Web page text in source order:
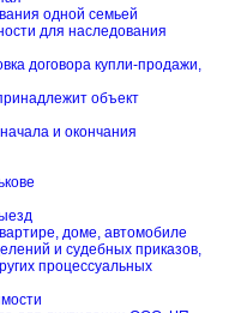
одной семьей
для наследования
договора купли-продажи,
объект
и окончания
доме, автомобиле
и судебных приказов,
процессуальных